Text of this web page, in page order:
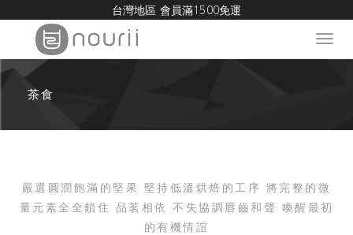
台灣地區 會員滿1500免運
茶食
嚴選圓潤飽滿的堅果 堅持低溫烘焙的工序 將完整的微
量元素全全鎖住 品茗相依 不失協調唇齒和聲 喚醒最初
的有機情誼